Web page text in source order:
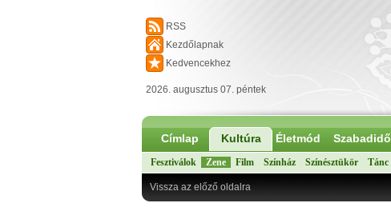
RSS
Kezdőlapnak
Kedvencekhez
2026. augusztus 07. péntek
Címlap Kultúra Életmód Szabadidő
Fesztiválok Zene Film Színház Színésztükör Tánc
Vissza az előző oldalra